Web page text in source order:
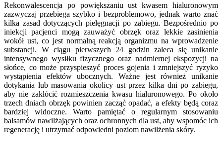
Rekonwalescencja po powiększaniu ust kwasem hialuronowym
zazwyczaj przebiega szybko i bezproblemowo, jednak warto znać
kilka zasad dotyczących pielęgnacji po zabiegu. Bezpośrednio po
iniekcji pacjenci mogą zauważyć obrzęk oraz lekkie zasinienia
wokół ust, co jest normalną reakcją organizmu na wprowadzenie
substancji. W ciągu pierwszych 24 godzin zaleca się unikanie
intensywnego wysiłku fizycznego oraz nadmiernej ekspozycji na
słońce, co może przyspieszyć proces gojenia i zmniejszyć ryzyko
wystąpienia efektów ubocznych. Ważne jest również unikanie
dotykania lub masowania okolicy ust przez kilka dni po zabiegu,
aby nie zakłócić rozmieszczenia kwasu hialuronowego. Po około
trzech dniach obrzęk powinien zacząć opadać, a efekty będą coraz
bardziej widoczne. Warto pamiętać o regularnym stosowaniu
balsamów nawilżających oraz ochronnych dla ust, aby wspomóc ich
regenerację i utrzymać odpowiedni poziom nawilżenia skóry.